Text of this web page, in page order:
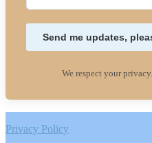
Send me updates,
We respect your
Footer
Privacy Policy